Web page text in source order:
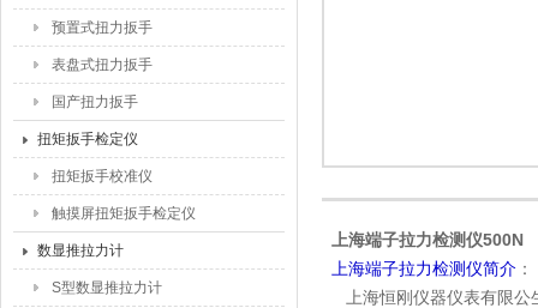
预置式扭力扳手
表盘式扭力扳手
国产扭力扳手
扭矩扳手检定仪
扭矩扳手校准仪
触摸屏扭矩扳手检定仪
数显推拉力计
S型数显推拉力计
上海端子拉力检测仪500N
上海端子拉力检测仪简介：
上海恒刚仪器仪表有限公